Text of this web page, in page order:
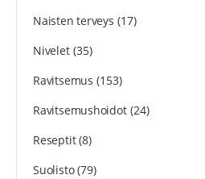
Naisten terveys (17)
Nivelet(35)
Ravitsemus (153)
Ravitsemushoidot(24)
Reseptit(8)
Suolisto(79)